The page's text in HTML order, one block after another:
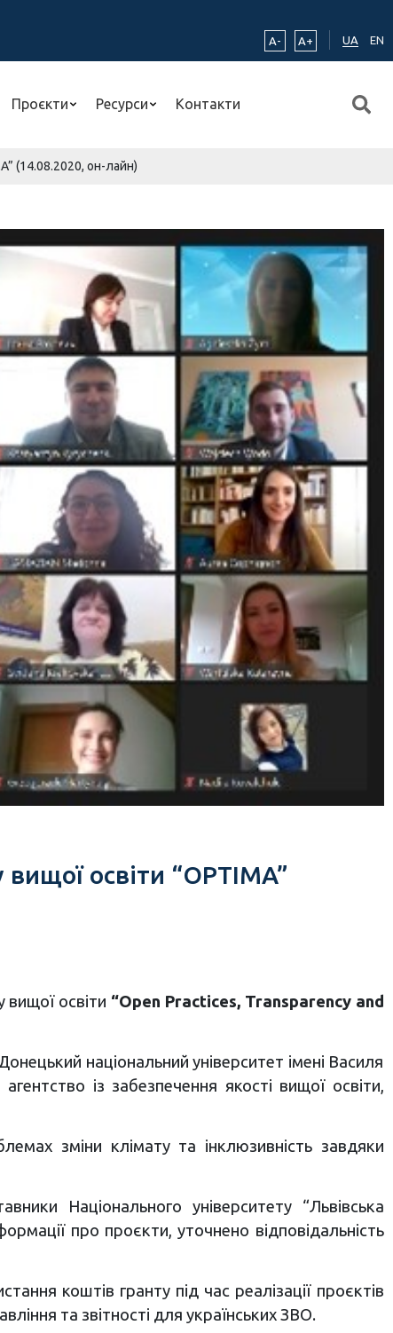
A-
A+ UA EN
Проєкти Ресурси Контакти
(14.08.2020, он-лайн)
освіти “OPTIMA”
вищої освіти “Open Practices, Transparency and
національний університет імені Василя
із забезпечення якості вищої освіти,
зміни клімату та інклюзивність завдяки
Національного університету “Львівська
про проєкти, уточнено відповідальність
коштів гранту під час реалізації проєктів
та звітності для українських ЗВО.